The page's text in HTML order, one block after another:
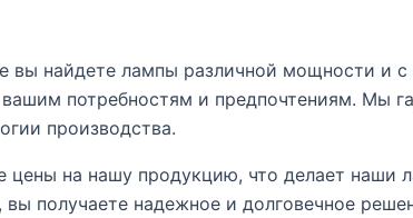
вы найдете лампы различной мощности и
потребностям и предпочтениям. Мы
производства.
цены на нашу продукцию, что делает
получаете надежное и долговечное